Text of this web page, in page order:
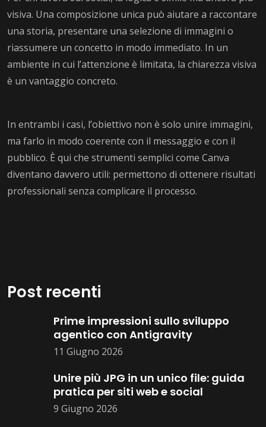
visiva. Una composizione unica può aiutare a raccontare
una storia, presentare una selezione di immagini o
riassumere un concetto in modo immediato. In un
ambiente in cui l’attenzione è limitata, la chiarezza visiva
è un vantaggio concreto.
In entrambi i casi, l’obiettivo non è solo unire immagini,
ma farlo in modo coerente con il messaggio e con il
pubblico. È qui che strumenti semplici come Canva
diventano davvero utili: permettono di ottenere risultati
professionali senza complicare il processo.
Post recenti
Prime impressioni sullo sviluppo
agentico con Antigravity
11 Giugno 2026
Unire più JPG in un unico file: guida
pratica per siti web e social
9 Giugno 2026